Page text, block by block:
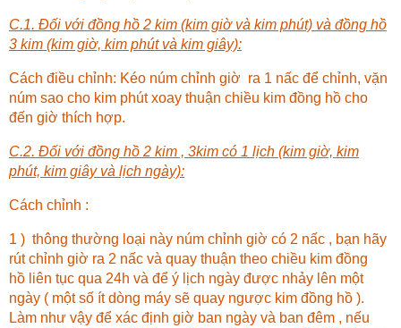
C.1. Đối với đồng hồ 2 kim (kim giờ và kim phút) và đồng hồ
3 kim (kim giờ, kim phút và kim giây):
Cách điều chỉnh: Kéo núm chỉnh giờ ra 1 nấc để chỉnh, vặn
núm sao cho kim phút xoay thuận chiều kim đồng hồ cho
đến giờ thích hợp.
C.2. Đối với đồng hồ 2 kim , 3kim có 1 lịch (kim giờ, kim
phút, kim giây và lịch ngày):
Cách chỉnh :
1 ) thông thường loại này núm chỉnh giờ có 2 nấc , bạn hãy
rút chỉnh giờ ra 2 nấc và quay thuận theo chiều kim đồng
hồ liên tục qua 24h và để ý lịch ngày được nhảy lên một
ngày ( một số ít dòng máy sẽ quay ngược kim đồng hồ ).
Làm như vậy để xác định giờ ban ngày và ban đêm , nếu